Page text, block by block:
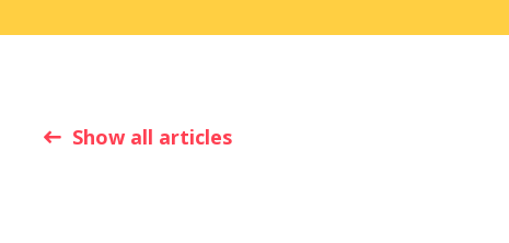
Show all articles